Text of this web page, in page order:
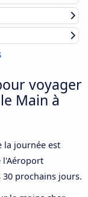
voyager
Main à
la journée est
l'Aéroport
prochains jours.